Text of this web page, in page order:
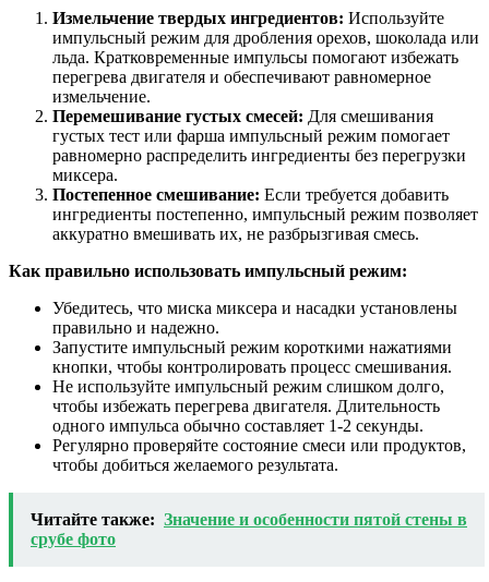
Измельчение твердых ингредиентов: Используйте
импульсный режим для дробления орехов, шоколада или
льда. Кратковременные импульсы помогают избежать
перегрева двигателя и обеспечивают равномерное
измельчение.
Перемешивание густых смесей: Для смешивания
густых тест или фарша импульсный режим помогает
равномерно распределить ингредиенты без перегрузки
миксера.
Постепенное смешивание: Если требуется добавить
ингредиенты постепенно, импульсный режим позволяет
аккуратно вмешивать их, не разбрызгивая смесь.
Как правильно использовать импульсный режим:
Убедитесь, что миска миксера и насадки установлены
правильно и надежно.
Запустите импульсный режим короткими нажатиями
кнопки, чтобы контролировать процесс смешивания.
Не используйте импульсный режим слишком долго,
чтобы избежать перегрева двигателя. Длительность
одного импульса обычно составляет 1-2 секунды.
Регулярно проверяйте состояние смеси или продуктов,
чтобы добиться желаемого результата.
Читайте также: Значение и особенности пятой стены в
срубе фото